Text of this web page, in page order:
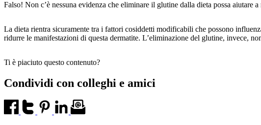
Falso! Non c’è nessuna evidenza che eliminare il glutine dalla dieta possa aiutare
La dieta rientra sicuramente tra i fattori cosiddetti modificabili che possono
ridurre le manifestazioni di questa dermatite. L’eliminazione del glutine, invece,
Ti è piaciuto questo contenuto?
Condividi con colleghi e amici